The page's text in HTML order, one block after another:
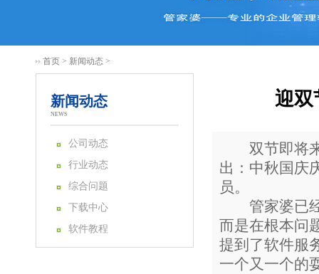
首页 > 新闻动态 >
新闻动态
NEWS
公司动态
行业动态
综合问题
下载中心
软件教程
迎双
双节即将来
出：中秋国庆
员。
管家婆已经
而是在根本问
提到了软件服
一个又一个的